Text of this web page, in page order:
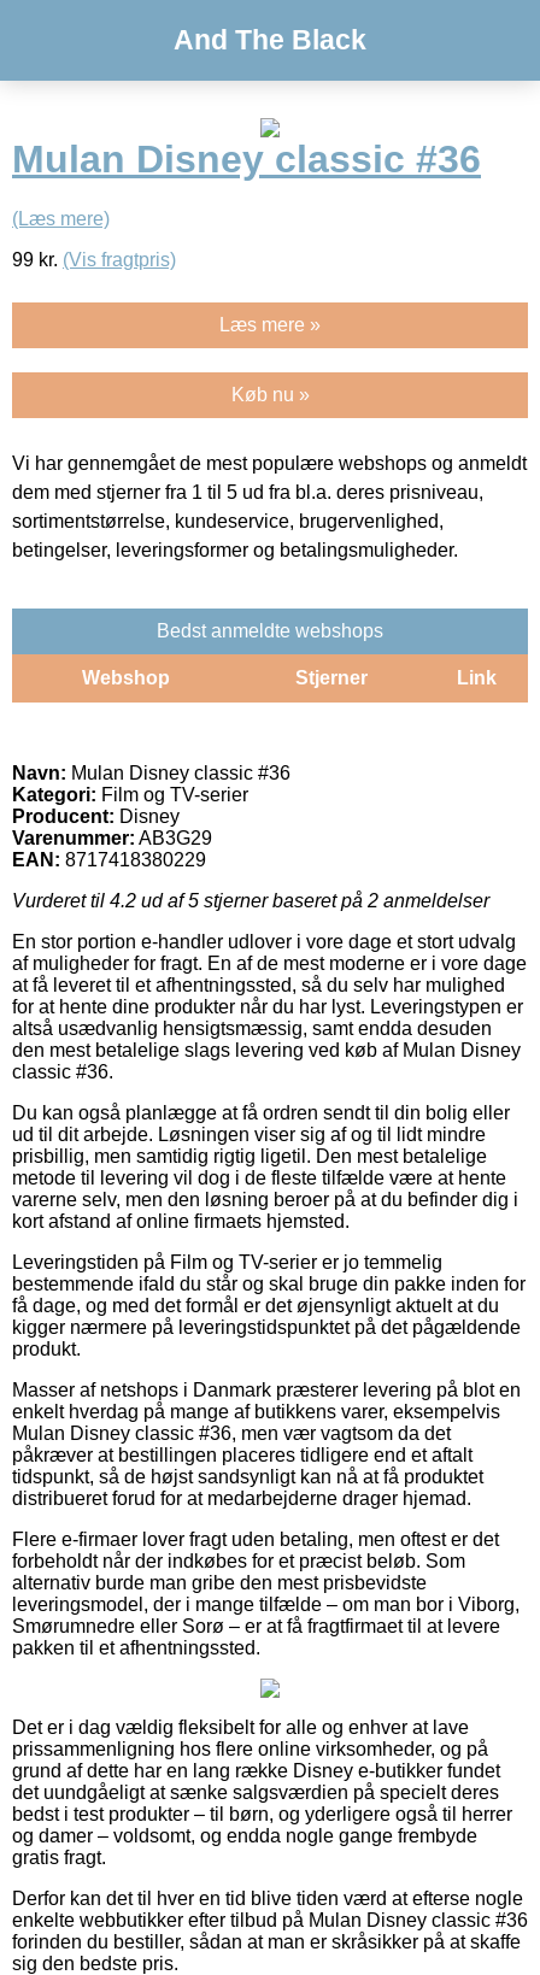
And The Black
Mulan Disney classic #36
(Læs mere)
99 kr. (Vis fragtpris)
Læs mere »
Køb nu »
Vi har gennemgået de mest populære webshops og anmeldt
dem med stjerner fra 1 til 5 ud fra bl.a. deres prisniveau,
sortimentstørrelse, kundeservice, brugervenlighed,
betingelser, leveringsformer og betalingsmuligheder.
Bedst anmeldte webshops
Webshop Stjerner Link
Navn: Mulan Disney classic #36
Kategori: Film og TV-serier
Producent: Disney
Varenummer: AB3G29
EAN: 8717418380229
Vurderet til 4.2 ud af 5 stjerner baseret på 2 anmeldelser
En stor portion e-handler udlover i vore dage et stort udvalg
af muligheder for fragt. En af de mest moderne er i vore dage
at få leveret til et afhentningssted, så du selv har mulighed
for at hente dine produkter når du har lyst. Leveringstypen er
altså usædvanlig hensigtsmæssig, samt endda desuden
den mest betalelige slags levering ved køb af Mulan Disney
classic #36.
Du kan også planlægge at få ordren sendt til din bolig eller
ud til dit arbejde. Løsningen viser sig af og til lidt mindre
prisbillig, men samtidig rigtig ligetil. Den mest betalelige
metode til levering vil dog i de fleste tilfælde være at hente
varerne selv, men den løsning beroer på at du befinder dig i
kort afstand af online firmaets hjemsted.
Leveringstiden på Film og TV-serier er jo temmelig
bestemmende ifald du står og skal bruge din pakke inden for
få dage, og med det formål er det øjensynligt aktuelt at du
kigger nærmere på leveringstidspunktet på det pågældende
produkt.
Masser af netshops i Danmark præsterer levering på blot en
enkelt hverdag på mange af butikkens varer, eksempelvis
Mulan Disney classic #36, men vær vagtsom da det
påkræver at bestillingen placeres tidligere end et aftalt
tidspunkt, så de højst sandsynligt kan nå at få produktet
distribueret forud for at medarbejderne drager hjemad.
Flere e-firmaer lover fragt uden betaling, men oftest er det
forbeholdt når der indkøbes for et præcist beløb. Som
alternativ burde man gribe den mest prisbevidste
leveringsmodel, der i mange tilfælde – om man bor i Viborg,
Smørumnedre eller Sorø – er at få fragtfirmaet til at levere
pakken til et afhentningssted.
Det er i dag vældig fleksibelt for alle og enhver at lave
prissammenligning hos flere online virksomheder, og på
grund af dette har en lang række Disney e-butikker fundet
det uundgåeligt at sænke salgsværdien på specielt deres
bedst i test produkter – til børn, og yderligere også til herrer
og damer – voldsomt, og endda nogle gange frembyde
gratis fragt.
Derfor kan det til hver en tid blive tiden værd at efterse nogle
enkelte webbutikker efter tilbud på Mulan Disney classic #36
forinden du bestiller, sådan at man er skråsikker på at skaffe
sig den bedste pris.